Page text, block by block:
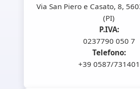
Via San Piero e Casato, 8,
(PI)
P.IVA:
0237790 050 7
Telefono:
+39 0587/731401